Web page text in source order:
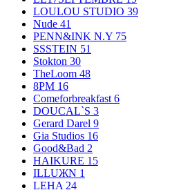
LOULOU STUDIO 39
Nude 41
PENN&INK N.Y 75
SSSTEIN 51
Stokton 30
TheLoom 48
8PM 16
Comeforbreakfast 6
DOUCAL`S 3
Gerard Darel 9
Gia Studios 16
Good&Bad 2
HAIKURE 15
ILLUЖN 1
LEHA 24